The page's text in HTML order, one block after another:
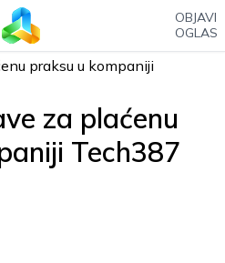
OBJAVI
OGLAS
za plaćenu
Tech387